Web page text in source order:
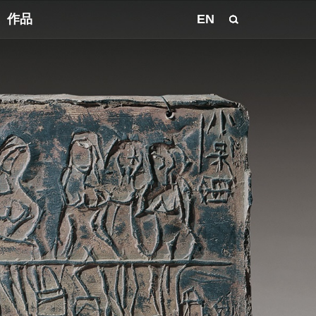
作品 EN